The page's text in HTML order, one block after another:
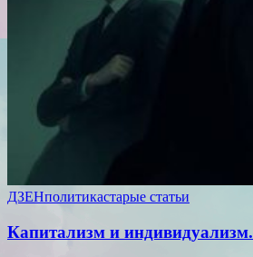
ДЗЕНполитикастарые статьи
Капитализм и индивидуализм.